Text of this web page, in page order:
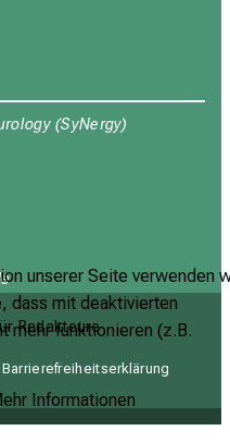
unserer Seite verwenden
dass mit deaktivierten
mehr funktionieren (z.B.
Informationen
(SyNergy)
Redakteure
Barrierefreiheitserklärung